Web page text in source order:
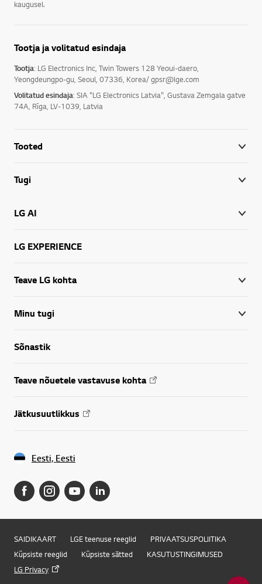
kaugusel.
Tootja ja volitatud esindaja
Tootja: LG Electronics Inc, Twin Towers 128 Yeoui-daero,
Yeongdeungpo-gu, Seoul, 07336, Korea/ gpsr@lge.com
Volitatud esindaja: SIA "LG Electronics Latvia", Gustava Zemgala gatve
74A, Rīga, LV-1039, Latvia
Tooted
Tugi
LG AI
LG EXPERIENCE
Teave LG kohta
Minu tugi
Sõnastik
Teave nõuetele vastavuse kohta
Jätkusuutlikkus
Eesti, Eesti
SAIDIKAART LGE teenuse reeglid
PRIVAATSUSPOLIITIKA
Küpsiste reeglid
Küpsiste sätted
KASUTUSTINGIMUSED
LG Privacy